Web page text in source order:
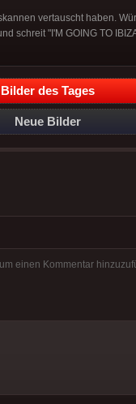
vertauscht haben.
schreit "I'M GOING TO
Bilder des Tages
Neue Bilder
einen Kommentar